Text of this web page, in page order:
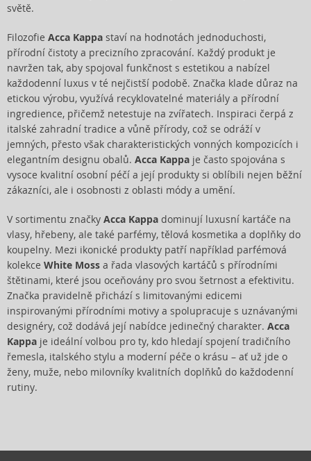
světě.
Filozofie Acca Kappa staví na hodnotách jednoduchosti,
přírodní čistoty a precizního zpracování. Každý produkt je
navržen tak, aby spojoval funkčnost s estetikou a nabízel
každodenní luxus v té nejčistší podobě. Značka klade důraz na
etickou výrobu, využívá recyklovatelné materiály a přírodní
ingredience, přičemž netestuje na zvířatech. Inspiraci čerpá z
italské zahradní tradice a vůně přírody, což se odráží v
jemných, přesto však charakteristických vonných kompozicích i
elegantním designu obalů. Acca Kappa je často spojována s
vysoce kvalitní osobní péčí a její produkty si oblíbili nejen běžní
zákazníci, ale i osobnosti z oblasti módy a umění.
V sortimentu značky Acca Kappa dominují luxusní kartáče na
vlasy, hřebeny, ale také parfémy, tělová kosmetika a doplňky do
koupelny. Mezi ikonické produkty patří například parfémová
kolekce White Moss a řada vlasových kartáčů s přírodními
štětinami, které jsou oceňovány pro svou šetrnost a efektivitu.
Značka pravidelně přichází s limitovanými edicemi
inspirovanými přírodními motivy a spolupracuje s uznávanými
designéry, což dodává její nabídce jedinečný charakter. Acca
Kappa je ideální volbou pro ty, kdo hledají spojení tradičního
řemesla, italského stylu a moderní péče o krásu – ať už jde o
ženy, muže, nebo milovníky kvalitních doplňků do každodenní
rutiny.